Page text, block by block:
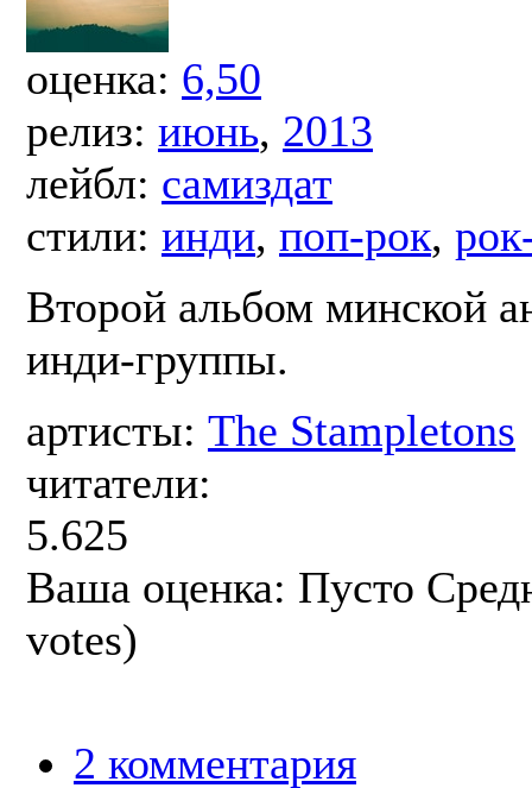
оценка: 6,50
релиз: июнь, 2013
лейбл: самиздат
стили: инди, поп-рок,
Второй альбом минской
инди-группы.
артисты: The Stampletons
читатели:
5.625
Ваша оценка: Пусто
votes)
2 комментария